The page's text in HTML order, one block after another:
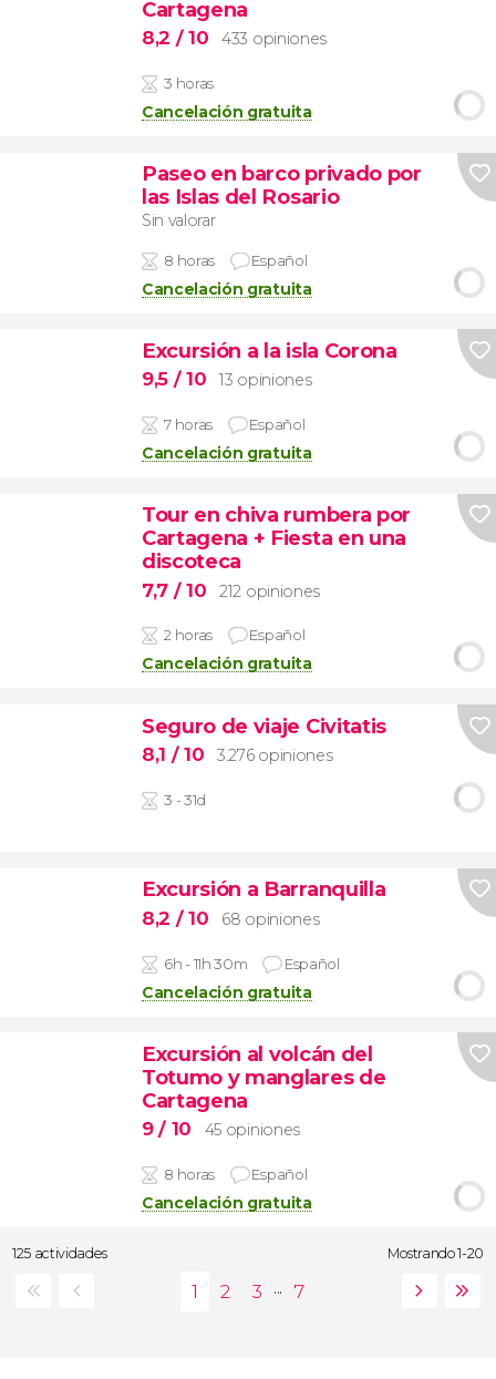
Cartagena
8,2 / 10 433 opiniones
3 horas
Cancelación gratuita
Paseo en barco privado por
las Islas del Rosario
Sin valorar
8 horas Español
Cancelación gratuita
Excursión a la isla Corona
9,5 / 10 13 opiniones
7 horas Español
Cancelación gratuita
Tour en chiva rumbera por
Cartagena + Fiesta en una
discoteca
7,7 / 10 212 opiniones
2 horas Español
Cancelación gratuita
Seguro de viaje Civitatis
8,1 / 10 3.276 opiniones
3 - 31d
Excursión a Barranquilla
8,2 / 10 68 opiniones
6h - 11h 30m Español
Cancelación gratuita
Excursión al volcán del
Totumo y manglares de
Cartagena
9/ 10 45 opiniones
8 horas Español
Cancelación gratuita
125 actividades Mostrando 1-20
...